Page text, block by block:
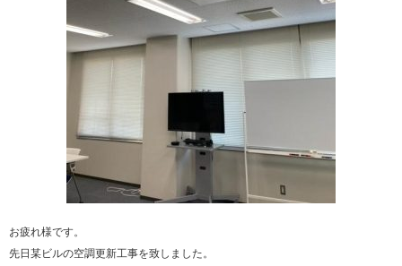
お疲れ様です。
先日某ビルの空調更新工事を致しました。